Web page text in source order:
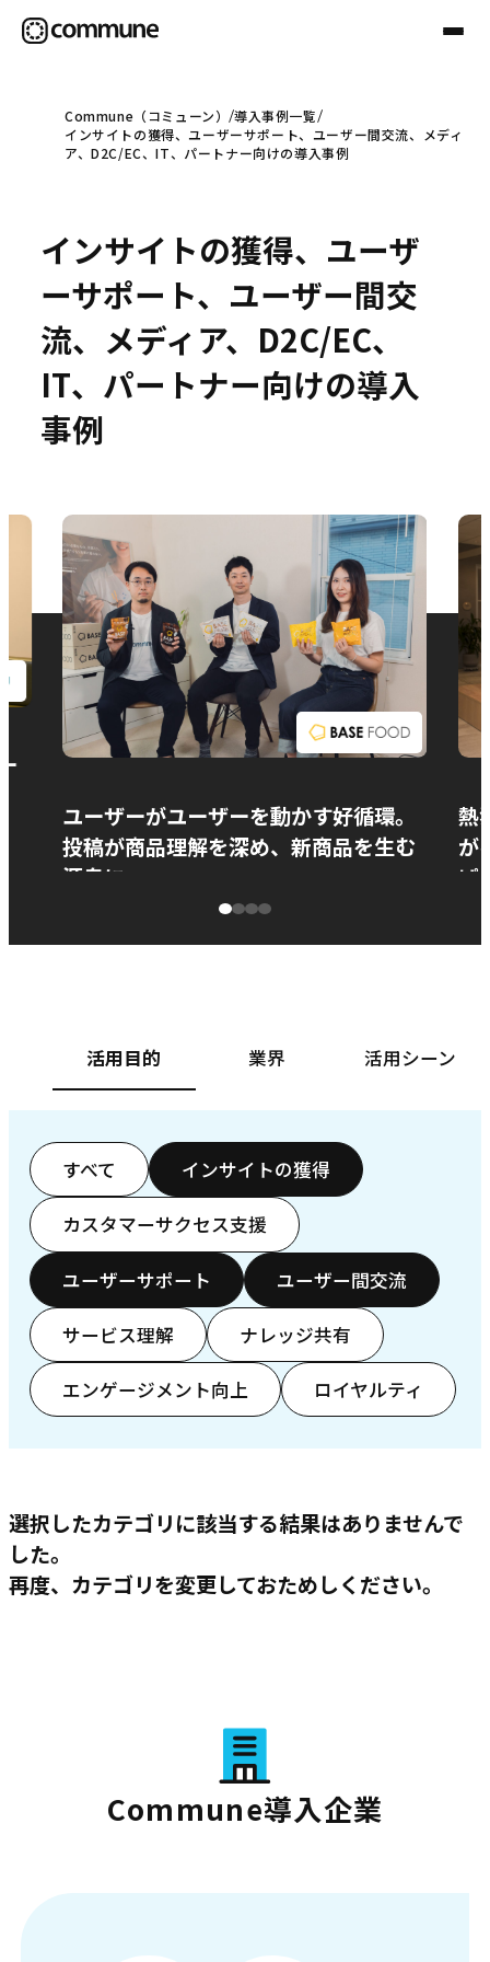
Communeについて
事例
セミナー
お問い合わせ
Commune（コミューン）
導入事例一覧
インサイトの獲得、ユーザーサポート、ユーザー間交流、メディ
ア、D2C/EC、IT、パートナー向けの導入事例
インサイトの獲得、ユーザ
ーサポート、ユーザー間交
流、メディア、D2C/EC、
IT、パートナー向けの導入
事例
ユーザーがユーザーを動かす好循環。
投稿が商品理解を深め、新商品を生む
源泉に
熱
が
ぱ
活用目的 業界 活用シーン
すべて インサイトの獲得
カスタマーサクセス支援
ユーザーサポート ユーザー間交流
サービス理解 ナレッジ共有
エンゲージメント向上 ロイヤルティ
選択したカテゴリに該当する結果はありませんで
した。
再度、カテゴリを変更しておためしください。
Commune導入企業